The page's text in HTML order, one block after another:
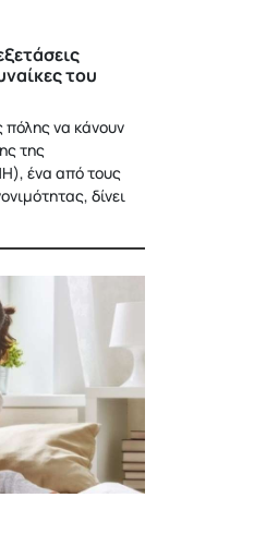
του
πόλης να κάνουν
της
ένα από τους
δίνει